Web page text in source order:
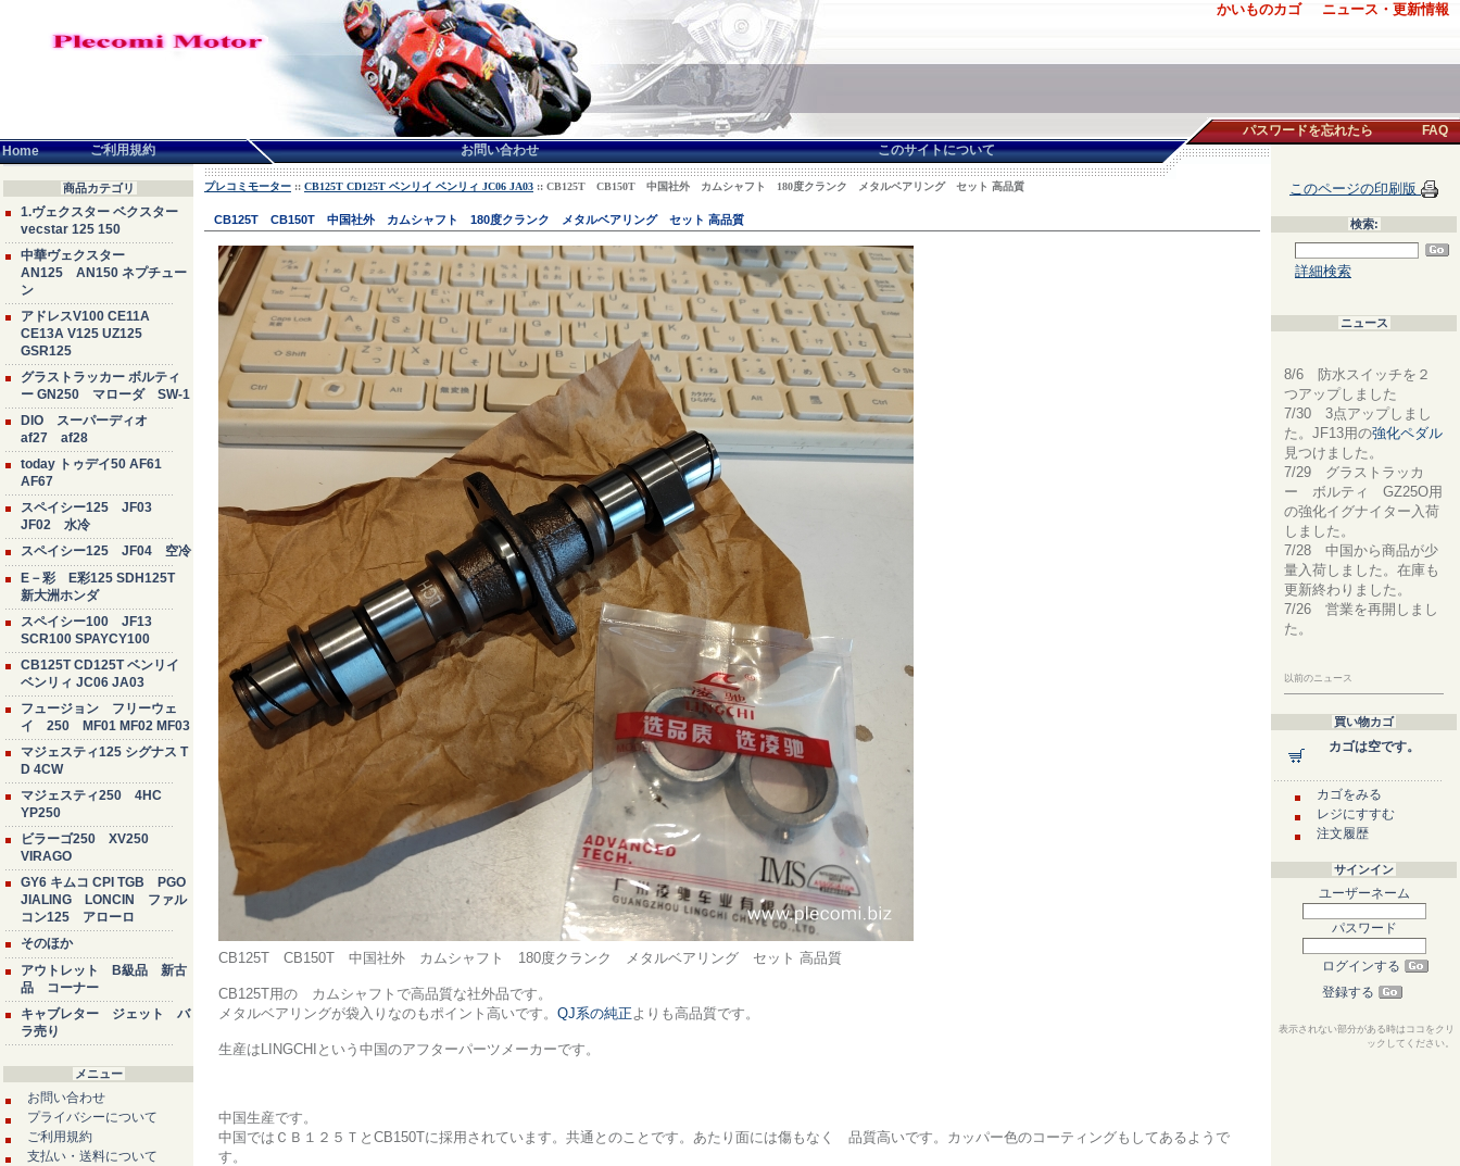
かいものカゴ ニュース・更新情報
Home ご利用規約 お問い合わせ このサイトについて
パスワードを忘れたら FAQ
商品カテゴリ
1.ヴェクスター ベクスター
vecstar 125 150
中華ヴェクスター
AN125 AN150 ネプチュー
ン
アドレスV100 CE11A
CE13A V125 UZ125
GSR125
グラストラッカー ボルティ
ー GN250 マローダ SW-1
DIO スーパーディオ
af27 af28
today トゥデイ50 AF61
AF67
スペイシー125 JF03
JF02 水冷
スペイシー125 JF04 空冷
E－彩 E彩125 SDH125T
新大洲ホンダ
スペイシー100 JF13
SCR100 SPAYCY100
CB125T CD125T ベンリイ
ベンリィ JC06 JA03
フュージョン フリーウェ
イ 250 MF01 MF02 MF03
マジェスティ125 シグナス T
D 4CW
マジェスティ250 4HC
YP250
ビラーゴ250 XV250
VIRAGO
GY6 キムコ CPI TGB PGO
JIALING LONCIN ファル
コン125 アローロ
そのほか
アウトレット B級品 新古
品 コーナー
キャブレター ジェット バ
ラ売り
メニュー
お問い合わせ
プライバシーについて
ご利用規約
支払い・送料について
プレコミモーター :: CB125T CD125T ベンリイ ベンリィ JC06 JA03 :: CB125T CB150T 中国社外 カムシャフト 180度クランク メタルベアリング セット 高品質
CB125T CB150T 中国社外 カムシャフト 180度クランク メタルベアリング セット 高品質
CB125T CB150T 中国社外 カムシャフト 180度クランク メタルベアリング セット 高品質
CB125T用の カムシャフトで高品質な社外品です。
メタルベアリングが袋入りなのもポイント高いです。 QJ系の純正よりも高品質です。
生産はLINGCHIという中国のアフターパーツメーカーです。
中国生産です。
中国ではＣＢ１２５ＴとCB150Tに採用されています。共通とのことです。あたり面には傷もなく 品質高いです。カッパー色のコーティングもしてあるようで
す。
このページの印刷版
検索:
詳細検索
ニュース
8/6 防水スイッチを２
つアップしました
7/30 3点アップしまし
た。JF13用の強化ペダル
見つけました。
7/29 グラストラッカ
ー ボルティ GZ25O用
の強化イグナイター入荷
しました。
7/28 中国から商品が少
量入荷しました。在庫も
更新終わりました。
7/26 営業を再開しまし
た。
以前のニュース
買い物カゴ
カゴは空です。
カゴをみる
レジにすすむ
注文履歴
サインイン
ユーザーネーム
パスワード
ログインする
登録する
表示されない部分がある時はココをクリ
ックしてください。